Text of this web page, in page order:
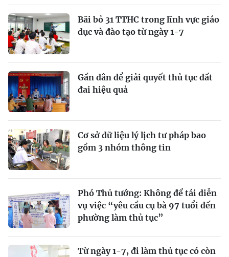
Bãi bỏ 31 TTHC trong lĩnh vực giáo
dục và đào tạo từ ngày 1-7
Gần dân để giải quyết thủ tục đất
đai hiệu quả
Cơ sở dữ liệu lý lịch tư pháp bao
gồm 3 nhóm thông tin
Phó Thủ tướng: Không để tái diễn
vụ việc “yêu cầu cụ bà 97 tuổi đến
phường làm thủ tục”
Từ ngày 1-7, đi làm thủ tục có còn